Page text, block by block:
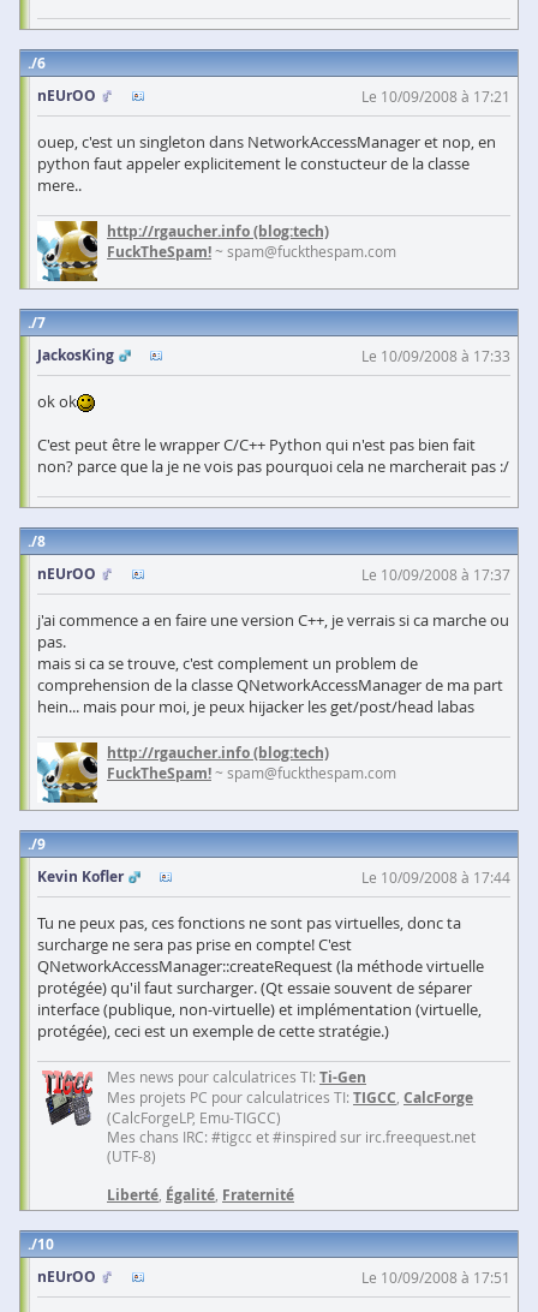
6
nEUrOO
Le 10/09/2008 à 17:21
ouep, c'est un singleton dans NetworkAccessManager et nop, en
python faut appeler explicitement le constucteur de la classe
mere..
http://rgaucher.info(blog:tech)
FuckTheSpam!~ spam@fuckthespam.com
7
JackosKing
Le 10/09/2008 à 17:33
ok ok
C'est peut être le wrapper C/C++ Python qui n'est pas bien fait
non? parce que la je ne vois pas pourquoi cela ne marcherait pas :/
8
nEUrOO
Le 10/09/2008 à 17:37
j'ai commence a en faire une version C++, je verrais si ca marche ou
pas.
mais si ca se trouve, c'est complement un problem de
comprehension de la classe QNetworkAccessManager de ma part
hein... mais pour moi, je peux hijacker les get/post/head labas
http://rgaucher.info(blog:tech)
FuckTheSpam!~ spam@fuckthespam.com
9
Kevin Kofler
Le 10/09/2008 à 17:44
Tu ne peux pas, ces fonctions ne sont pas virtuelles, donc ta
surcharge ne sera pas prise en compte! C'est
QNetworkAccessManager::createRequest (la méthode virtuelle
protégée) qu'il faut surcharger. (Qt essaie souvent de séparer
interface (publique, non-virtuelle) et implémentation (virtuelle,
protégée), ceci est un exemple de cette stratégie.)
Mes news pour calculatrices TI: Ti-Gen
Mes projets PC pour calculatrices TI: TIGCC CalcForge
(CalcForgeLP, Emu-TIGCC)
Mes chans IRC: #tigcc et #inspired sur irc.freequest.net
(UTF-8)
Liberté Égalité Fraternité
10
nEUrOO
Le 10/09/2008 à 17:51